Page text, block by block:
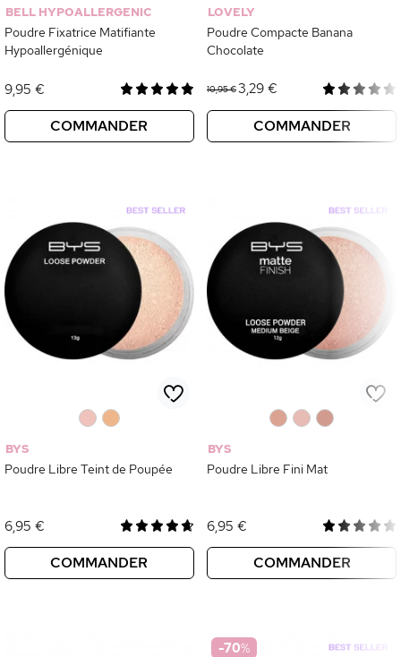
BELL HYPOALLERGENIC
Poudre Fixatrice Matifiante
Hypoallergénique
9,95 €
COMMANDER
LOVELY
Poudre Compacte Banana
Chocolate
10,95 €3,29 €
COMMANDER
BYS
Poudre Libre Teint de Poupée
6,95 €
COMMANDER
BYS
Poudre Libre Fini Mat
6,95 €
COMMANDER
-70%